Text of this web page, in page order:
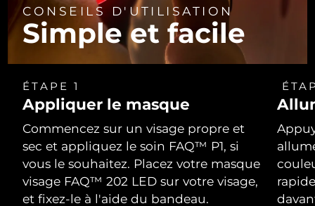
CONSEILS D'UTILISATION
Simple et facile
ÉTAPE 1
Appliquer le masque
Commencez sur un visage propre et
sec et appliquez le soin FAQ™ P1, si
vous le souhaitez. Placez votre masque
visage FAQ™ 202 LED sur votre visage,
et fixez-le à l'aide du bandeau.